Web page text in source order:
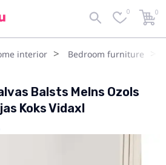
0 0
interior Bedroom furniture
Balsts Melns Ozols
Koks Vidaxl